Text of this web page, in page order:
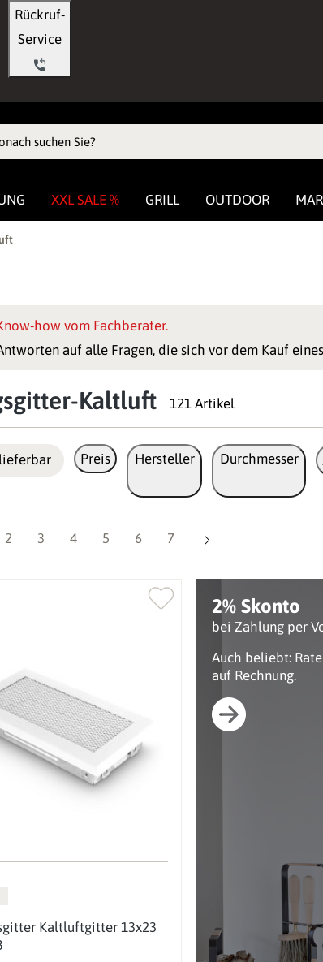
Rückruf-
XXL SALE % GRILL OUTDOOR
how vom Fachberater.
auf alle Fragen, die sich vor dem Kauf
Kaltluft 121 Artikel
Preis Hersteller Durchmesser
Seite
2 Seite
3 Seite
4 Seite
5 Seite
6 Seite
7
2% Skonto
bei Zahlung per
Auch beliebt:
auf Rechnung.
Kaltluftgitter 13x23